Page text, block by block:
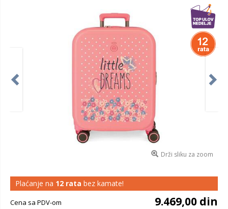
Drži sliku za zoom
Plaćanje na 12 rata bez kamate!
Cena sa PDV-om 9.469,00 din